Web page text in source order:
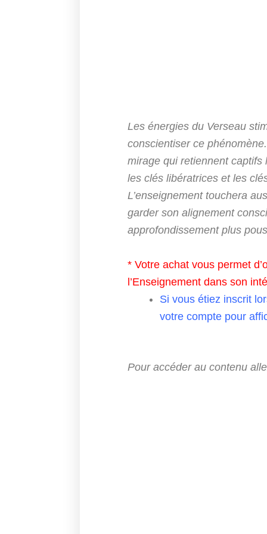
Les énergies du Verseau
conscientiser ce
mirage qui retiennent
les clés libératrices et les
L’enseignement touchera
garder son alignement
approfondissement plus
* Votre achat vous permet
l’Enseignement dans son
Si vous étiez inscrit
votre compte pour
Pour accéder au contenu